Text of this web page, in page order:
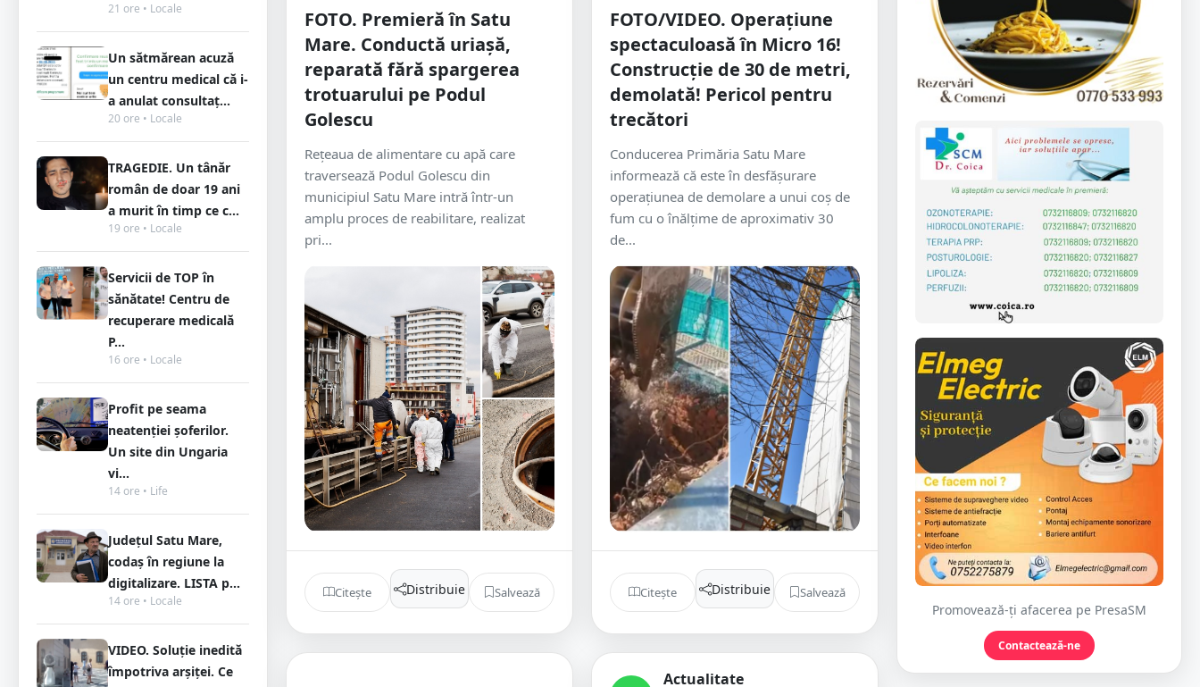
21 ore • Locale
Un sătmărean acuză
un centru medical că i-
a anulat consultaț...
20 ore • Locale
TRAGEDIE. Un tânăr
român de doar 19 ani
a murit în timp ce c...
19 ore • Locale
Servicii de TOP în
sănătate! Centru de
recuperare medicală
P...
16 ore • Locale
Profit pe seama
neatenției șoferilor.
Un site din Ungaria
vi...
14 ore • Life
Județul Satu Mare,
codaș în regiune la
digitalizare. LISTA p...
14 ore • Locale
VIDEO. Soluție inedită
împotriva arșiței. Ce
FOTO. Premieră în Satu
Mare. Conductă uriașă,
reparată fără spargerea
trotuarului pe Podul
Golescu
Rețeaua de alimentare cu apă care
traversează Podul Golescu din
municipiul Satu Mare intră într-un
amplu proces de reabilitare, realizat
pri...
Citește Distribuie Salvează
FOTO/VIDEO. Operațiune
spectaculoasă în Micro 16!
Construcție de 30 de metri,
demolată! Pericol pentru
trecători
Conducerea Primăria Satu Mare
informează că este în desfășurare
operațiunea de demolare a unui coș de
fum cu o înălțime de aproximativ 30
de...
Citește Distribuie Salvează
Actualitate
Promovează-ți afacerea pe PresaSM
Contactează-ne